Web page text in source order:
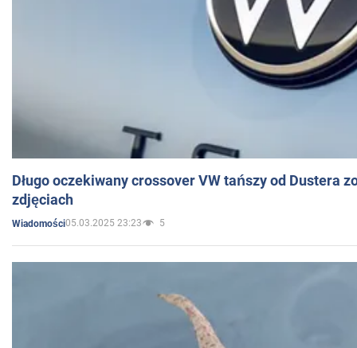
Długo oczekiwany crossover VW tańszy od Dustera
zdjęciach
Wiadomości05.03.2025 23:23 5